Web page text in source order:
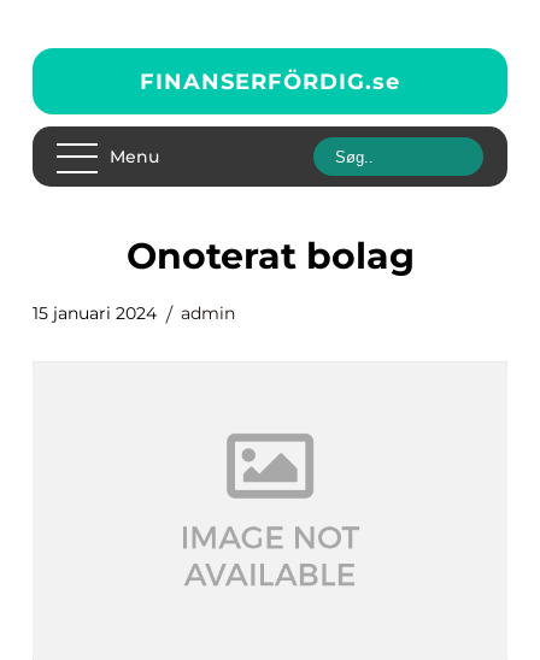
FINANSERFÖRDIG.se
Menu
onoterat bolag
15 januari 2024 admin